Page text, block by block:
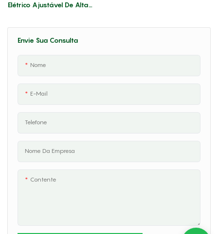
Envie Sua Consulta
Nome
E-Mail
Telefone
Nome Da Empresa
Contente
Elétrico Ajustável De Alta